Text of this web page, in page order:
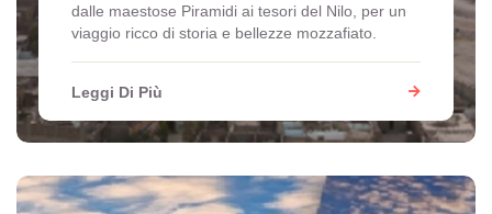
dalle maestose Piramidi ai tesori del Nilo, per un
viaggio ricco di storia e bellezze mozzafiato.
Leggi Di Più